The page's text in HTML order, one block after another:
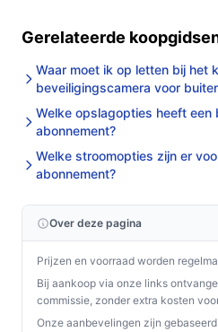
Gerelateerde
Waar moet ik op letten bij het
beveiligingscamera voor
Welke opslagopties heeft een
abonnement?
Welke stroomopties zijn er
abonnement?
Over deze pagina
Prijzen en voorraad worden
Bij aankoop via onze links
commissie, zonder extra kosten
Onze aanbevelingen zijn